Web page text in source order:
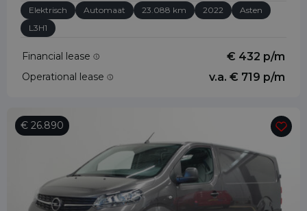
Elektrisch Automaat 23.088 km 2022
Asten
L3H1
Financial lease € 432 p/m
Operational lease v.a. € 719 p/m
€ 26.890